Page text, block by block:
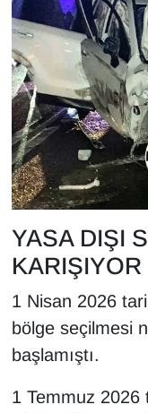
YASA DIŞI
KARIŞIYOR
1 Nisan 2026
bölge seçilmesi
başlamıştı.
1 Temmuz 2026
Seri İlan
Sinema - TV
SİYASET
SPOR
TEBRİK
TEKNOLOJİ
Turizm
VAN'DA